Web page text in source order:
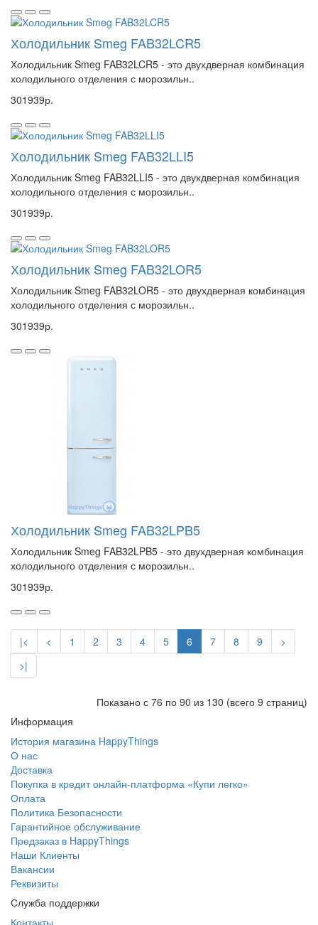
Холодильник Smeg FAB32LCR5
Холодильник Smeg FAB32LCR5 - это двухдверная комбинация
холодильного отделения с морозильн..
301939р.
Холодильник Smeg FAB32LLI5
Холодильник Smeg FAB32LLI5 - это двухдверная комбинация
холодильного отделения с морозильн..
301939р.
Холодильник Smeg FAB32LOR5
Холодильник Smeg FAB32LOR5 - это двухдверная комбинация
холодильного отделения с морозильн..
301939р.
Холодильник Smeg FAB32LPB5
Холодильник Smeg FAB32LPB5 - это двухдверная комбинация
холодильного отделения с морозильн..
301939р.
|< < 1 2 3 4 5 6 7 8 9
>
>|
Показано с 76 по 90 из 130 (всего 9 страниц)
Информация
История магазина HappyThings
О нас
Доставка
Покупка в кредит онлайн-платформа «Купи легко»
Оплата
Политика Безопасности
Гарантийное обслуживание
Предзаказ в HappyThings
Наши Клиенты
Вакансии
Реквизиты
Служба поддержки
Контакты